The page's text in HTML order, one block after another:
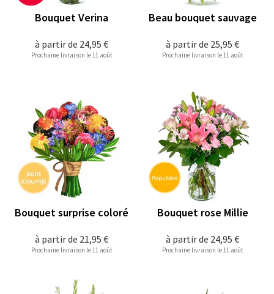
à partir de 24,95 €
Bouquet Verina
Prochaine livraison le 11 août
à partir de 25,95 €
Beau bouquet sauvage
Prochaine livraison le 11 août
à partir de 21,95 €
Bouquet surprise coloré
Prochaine livraison le 11 août
à partir de 24,95 €
Bouquet rose Millie
Prochaine livraison le 11 août